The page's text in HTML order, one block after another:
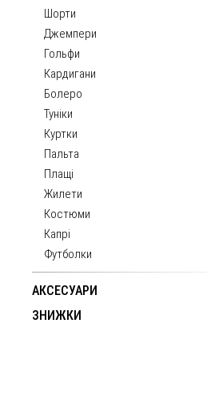
Шорти
Джемпери
Гольфи
Кардигани
Болеро
Туніки
Куртки
Пальта
Плащі
Жилети
Костюми
Капрі
Футболки
АКСЕСУАРИ
ЗНИЖКИ